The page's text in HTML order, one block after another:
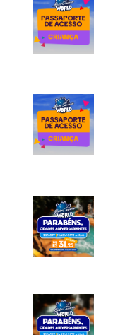
INFO
INFO
INFO
INFO